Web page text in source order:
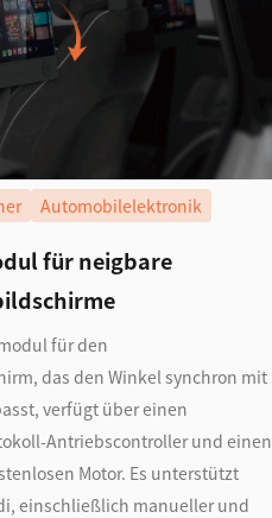
Automobilelektronik
für neigbare
für den
das den Winkel synchron mit
verfügt über einen
Antriebscontroller und einen
Motor. Es unterstützt
einschließlich manueller und